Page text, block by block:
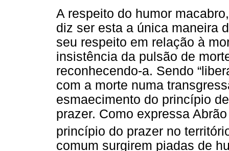
A respeito do humor
diz ser esta a única maneira
seu respeito em relação à
insistência da pulsão de
reconhecendo-a. Sendo
com a morte numa
esmaecimento do princípio
prazer. Como expressa
princípio do prazer no
comum surgirem piadas de